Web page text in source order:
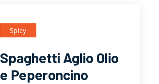
Spicy
Spaghetti Aglio Olio
e Peperoncino